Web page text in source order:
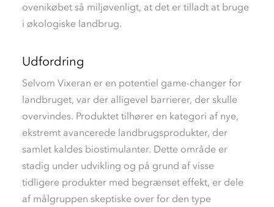
ovenikøbet så miljøvenligt, at det er tilladt at bruge
i økologiske landbrug.
Udfordring
Selvom Vixeran er en potentiel game-changer for
landbruget, var der alligevel barrierer, der skulle
overvindes. Produktet tilhører en kategori af nye,
ekstremt avancerede landbrugsprodukter, der
samlet kaldes biostimulanter. Dette område er
stadig under udvikling og på grund af visse
tidligere produkter med begrænset effekt, er dele
af målgruppen skeptiske over for den type